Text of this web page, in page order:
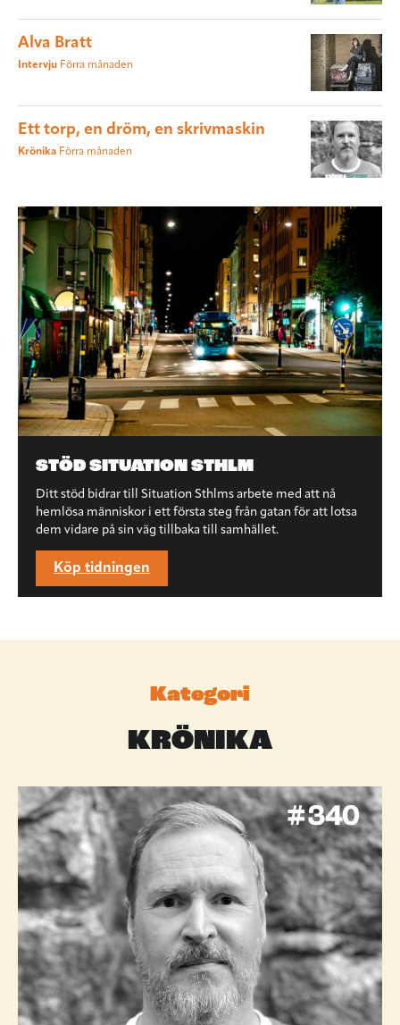
Alva Bratt
Intervju Förra månaden
Ett torp, en dröm, en skrivmaskin
Krönika Förra månaden
STÖD SITUATION STHLM
Ditt stöd bidrar till Situation Sthlms arbete med att nå
hemlösa människor i ett första steg från gatan för att lotsa
dem vidare på sin väg tillbaka till samhället.
Köp tidningen
KRÖNIKA
Kategori